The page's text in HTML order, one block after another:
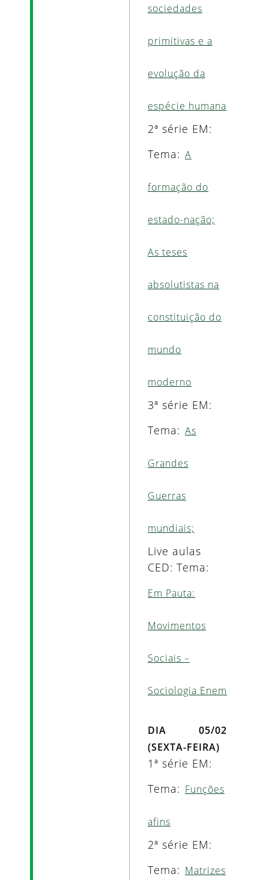
sociedades
primitivas e a
evolução da
espécie humana
2ª série EM:
Tema: A
formação do
estado-nação;
As teses
absolutistas na
constituição do
mundo
moderno
3ª série EM:
Tema: As
Grandes
Guerras
mundiais;
Live aulas
CED: Tema:
Em Pauta:
Movimentos
Sociais –
Sociologia Enem
DIA 05/02
(SEXTA-FEIRA)
1ª série EM:
Tema: Funções
afins
2ª série EM:
Tema: Matrizes